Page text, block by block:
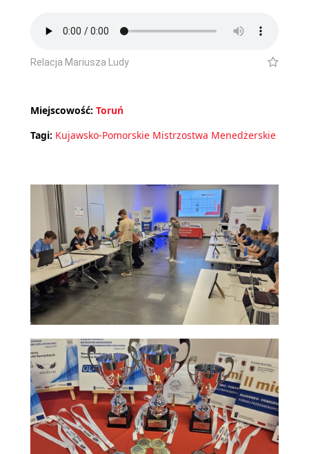
Relacja Mariusza Ludy
Miejscowość: Toruń
Tagi: Kujawsko-Pomorskie Mistrzostwa Menedżerskie